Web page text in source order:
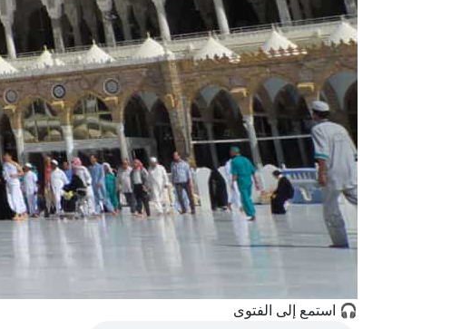
🎧 استمع إلى الفتوى